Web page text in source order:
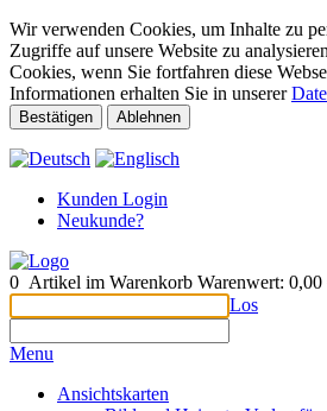
Wir verwenden Cookies, um Inhalte zu
Zugriffe auf unsere Website zu
Cookies, wenn Sie fortfahren diese
Informationen erhalten Sie in unserer
Bestätigen Ablehnen
Kunden Login
Neukunde?
0 Artikel im Warenkorb Warenwert: 0,00
Los
Menu
Ansichtskarten